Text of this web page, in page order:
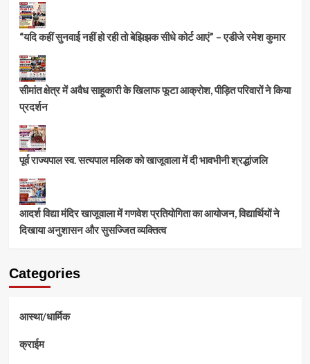
“यदि कहीं सुनवाई नहीं हो रही तो बेझिझक सीधे कोर्ट आएं” – एडीजे रमेश कुमार
सीमांत क्षेत्र में अवैध साहूकारी के खिलाफ फूटा आक्रोश, पीड़ित परिवारों ने किया
प्रदर्शन
पूर्व राज्यपाल स्व. सत्यपाल मलिक को खाजूवाला में दी भावभीनी श्रद्धांजलि
आदर्श विद्या मंदिर खाजूवाला में गणवेश प्रतियोगिता का आयोजन, विद्यार्थियों ने
दिखाया अनुशासन और सुसज्जित व्यक्तित्व
Categories
आस्था/धार्मिक
क्राईम